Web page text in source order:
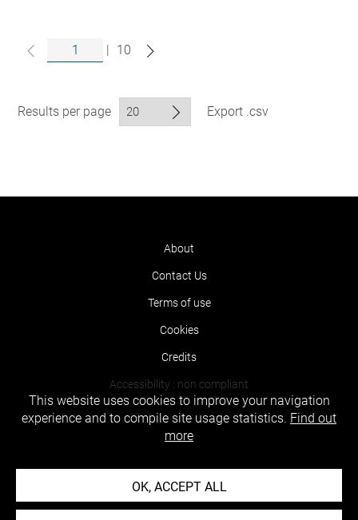
| 10
Results per page Export .csv
About
Contact Us
Terms of use
Cookies
Credits
Accessibility : non compliant
This website uses cookies to improve your navigation
experience and to compile site usage statistics. Find out
more
OK, ACCEPT ALL